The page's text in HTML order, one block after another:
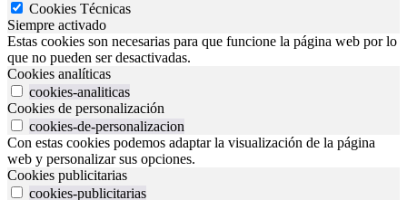
Cookies Técnicas
Siempre activado
Estas cookies son necesarias para que funcione la página web por lo
que no pueden ser desactivadas.
Cookies analíticas
cookies-analiticas
Cookies de personalización
cookies-de-personalizacion
Con estas cookies podemos adaptar la visualización de la página
web y personalizar sus opciones.
Cookies publicitarias
cookies-publicitarias